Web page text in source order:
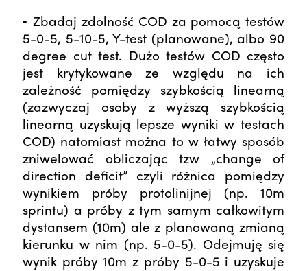
▪ Zbadaj zdolność COD za pomocą testów
5-0-5, 5-10-5, Y-test (planowane), albo 90
degree cut test. Dużo testów COD często
jest krytykowane ze względu na ich
zależność pomiędzy szybkością linearną
(zazwyczaj osoby z wyższą szybkością
linearną uzyskują lepsze wyniki w testach
COD) natomiast można to w łatwy sposób
zniwelować obliczając tzw „change of
direction deficit” czyli różnica pomiędzy
wynikiem próby protolinijnej (np. 10m
sprintu) a próby z tym samym całkowitym
dystansem (10m) ale z planowaną zmianą
kierunku w nim (np. 5-0-5). Odejmuję się
wynik próby 10m z próby 5-0-5 i uzyskuje